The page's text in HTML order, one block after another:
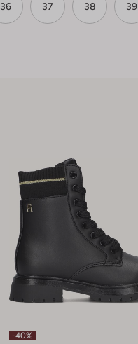
36 37 38 39
-40%